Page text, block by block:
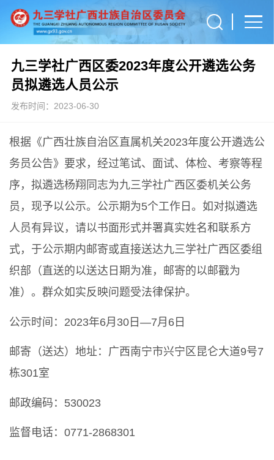
九三学社广西区委2023年度公开遴选公务
员拟遴选人员公示
发布时间：2023-06-30
根据《广西壮族自治区直属机关2023年度公开遴选公
务员公告》要求，经过笔试、面试、体检、考察等程
序，拟遴选杨翔同志为九三学社广西区委机关公务
员，现予以公示。公示期为5个工作日。如对拟遴选
人员有异议，请以书面形式并署真实姓名和联系方
式，于公示期内邮寄或直接送达九三学社广西区委组
织部（直送的以送达日期为准，邮寄的以邮戳为
准）。群众如实反映问题受法律保护。
公示时间：2023年6月30日—7月6日
邮寄（送达）地址：广西南宁市兴宁区昆仑大道9号7
栋301室
邮政编码：530023
监督电话：0771-2868301